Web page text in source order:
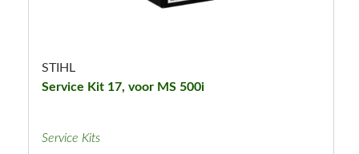
STIHL
Service Kit 17, voor MS 500i
Service Kits